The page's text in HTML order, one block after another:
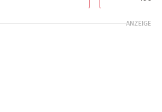
ANZEIGE